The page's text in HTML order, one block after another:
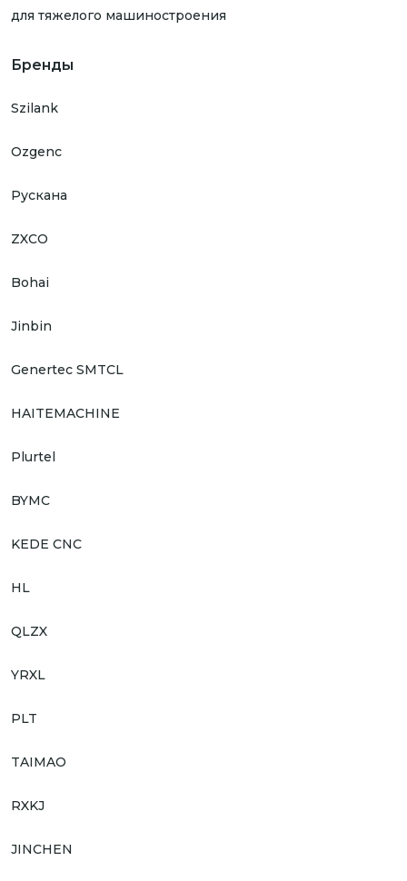
для тяжелого машиностроения
Бренды
Szilank
Ozgenc
Рускана
ZXCO
Bohai
Jinbin
Genertec SMTCL
HAITEMACHINE
Plurtel
BYMC
KEDE CNC
HL
QLZX
YRXL
PLT
TAIMAO
RXKJ
JINCHEN